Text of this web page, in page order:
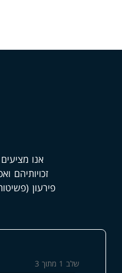
אנו
זכויותיהם
פירעון
שלב 1 מתוך 3